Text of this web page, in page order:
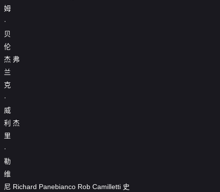
姆
·
贝
伦
杰 弗
兰
克
·
威
利 杰
里
·
勒
维
尼 Richard Panebianco Rob Camilletti 史